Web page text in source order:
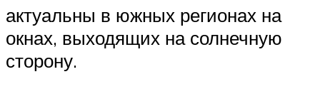
актуальны в южных регионах на
окнах, выходящих на солнечную
сторону.